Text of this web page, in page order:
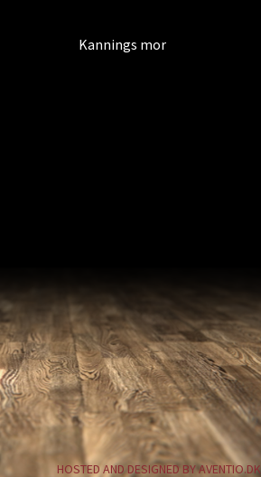
Kannings mor
HOSTED AND DESIGNED BY AVENTIO.DK